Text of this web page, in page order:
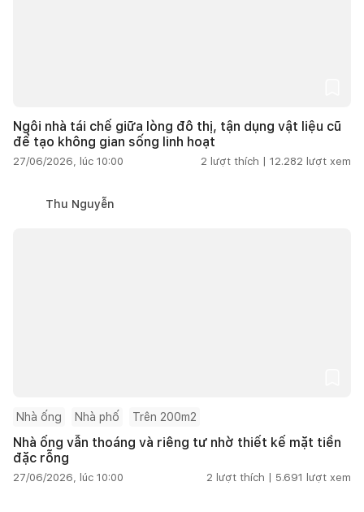
Ngôi nhà tái chế giữa lòng đô thị, tận dụng vật liệu cũ
để tạo không gian sống linh hoạt
27/06/2026, lúc 10:00 2 lượt thích | 12.282 lượt xem
Thu Nguyễn
Nhà ống Nhà phố Trên 200m2
Nhà ống vẫn thoáng và riêng tư nhờ thiết kế mặt tiền
đặc rỗng
27/06/2026, lúc 10:00 2 lượt thích | 5.691 lượt xem